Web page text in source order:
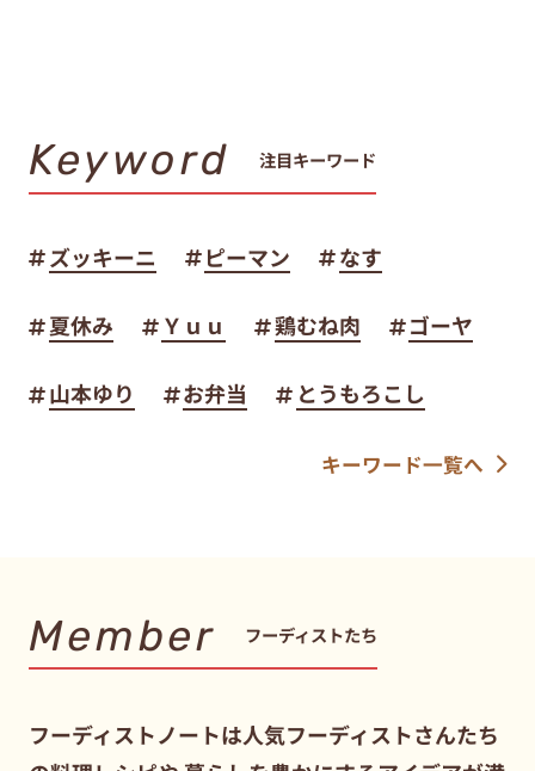
Keyword 注目キーワード
ズッキーニ ピーマン なす
夏休み Ｙｕｕ 鶏むね肉 ゴーヤ
山本ゆり お弁当 とうもろこし
キーワード一覧へ
Member フーディストたち
フーディストノートは人気フーディストさんたち